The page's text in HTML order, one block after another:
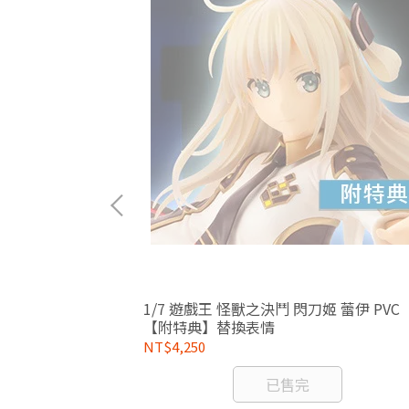
1/7 遊戲王 怪獸之決鬥 閃刀姬 蕾伊 PVC
【附特典】替換表情
NT$4,250
已售完